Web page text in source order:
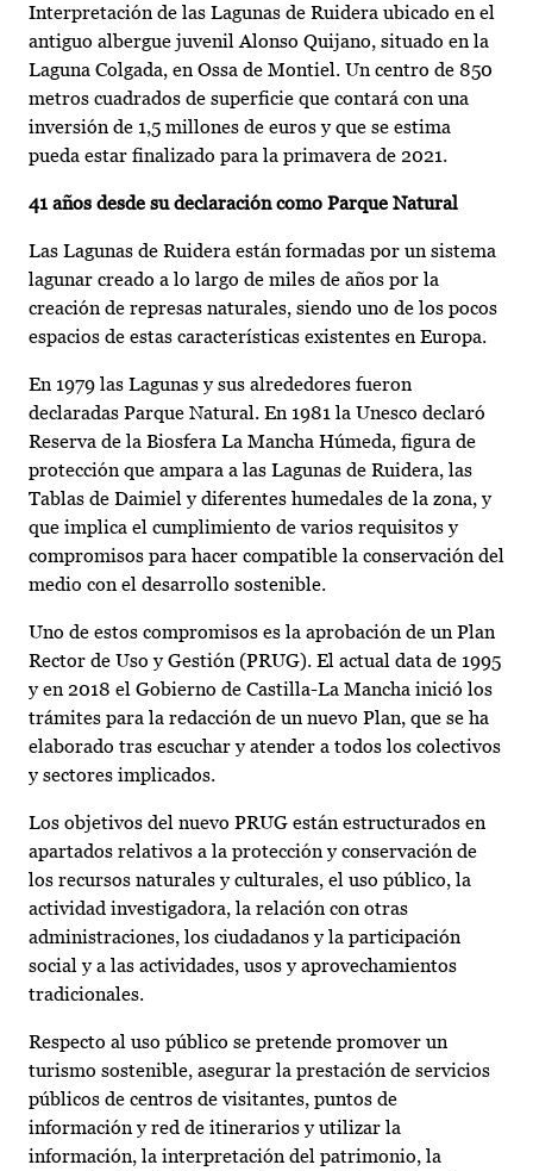
Interpretación de las Lagunas de Ruidera ubicado en el
antiguo albergue juvenil Alonso Quijano, situado en la
Laguna Colgada, en Ossa de Montiel. Un centro de 850
metros cuadrados de superficie que contará con una
inversión de 1,5 millones de euros y que se estima
pueda estar finalizado para la primavera de 2021.
41 años desde su declaración como Parque Natural
Las Lagunas de Ruidera están formadas por un sistema
lagunar creado a lo largo de miles de años por la
creación de represas naturales, siendo uno de los pocos
espacios de estas características existentes en Europa.
En 1979 las Lagunas y sus alrededores fueron
declaradas Parque Natural. En 1981 la Unesco declaró
Reserva de la Biosfera La Mancha Húmeda, figura de
protección que ampara a las Lagunas de Ruidera, las
Tablas de Daimiel y diferentes humedales de la zona, y
que implica el cumplimiento de varios requisitos y
compromisos para hacer compatible la conservación del
medio con el desarrollo sostenible.
Uno de estos compromisos es la aprobación de un Plan
Rector de Uso y Gestión (PRUG). El actual data de 1995
y en 2018 el Gobierno de Castilla-La Mancha inició los
trámites para la redacción de un nuevo Plan, que se ha
elaborado tras escuchar y atender a todos los colectivos
y sectores implicados.
Los objetivos del nuevo PRUG están estructurados en
apartados relativos a la protección y conservación de
los recursos naturales y culturales, el uso público, la
actividad investigadora, la relación con otras
administraciones, los ciudadanos y la participación
social y a las actividades, usos y aprovechamientos
tradicionales.
Respecto al uso público se pretende promover un
turismo sostenible, asegurar la prestación de servicios
públicos de centros de visitantes, puntos de
información y red de itinerarios y utilizar la
información, la interpretación del patrimonio, la